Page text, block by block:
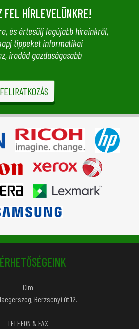
FEL HÍRLEVELÜNKRE!
és értesülj legújabb híreinkről,
tippeket informatikai
irodád gazdaságosabb
FELIRATKOZÁS
Cím
Berzsenyi út 12.
TELEFON & FAX